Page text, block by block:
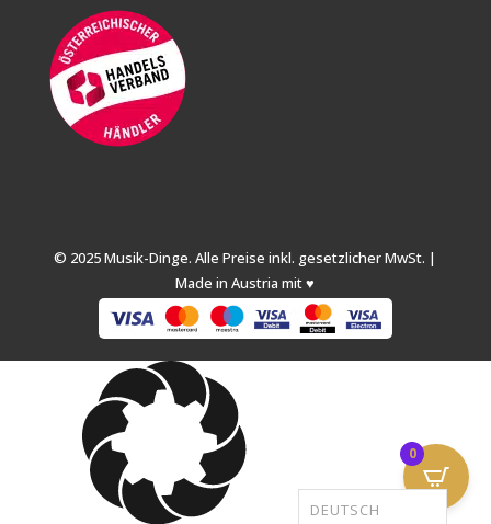
© 2025 Musik-Dinge. Alle Preise inkl. gesetzlicher MwSt. |
Made in Austria mit ♥
0
DEUTSCH